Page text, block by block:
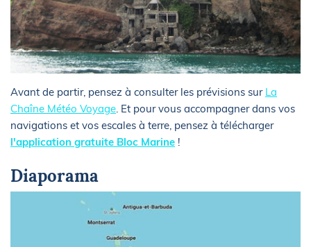
Avant de partir, pensez à consulter les prévisions sur La
Chaîne Météo Voyage. Et pour vous accompagner dans vos
navigations et vos escales à terre, pensez à télécharger
l'application gratuite Bloc Marine !
Diaporama